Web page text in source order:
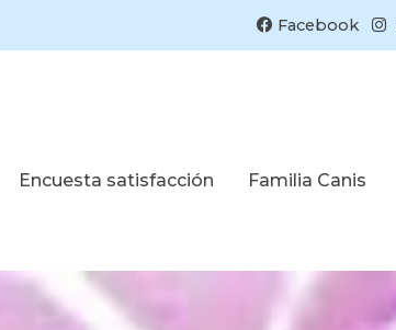
Facebook
Encuesta satisfacción Familia Canis